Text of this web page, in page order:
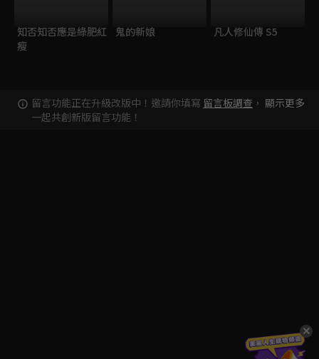
知否知否應是綠肥紅
瘦
鬼的新娘 凡人修仙傳 S5
留言功能正在升級改版中！邀請你填寫 留言板調查 ，
一起共創新版留言功能！
顯示更多